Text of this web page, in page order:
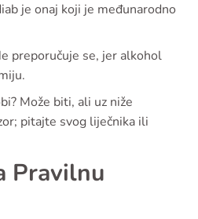
je onaj koji je međunarodno
preporučuje se, jer alkohol
Može biti, ali uz niže
pitajte svog liječnika ili
Pravilnu